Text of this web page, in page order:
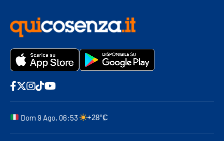
Dom 9 Ago, 06:53 +28°C